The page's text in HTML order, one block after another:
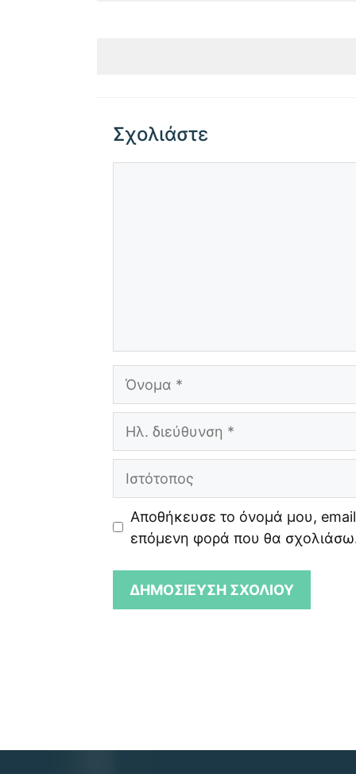
Σχολιάστε
Όνομα
Ιστότοπος
Αποθήκευσε το όνομά μου,
επόμενη φορά που θα